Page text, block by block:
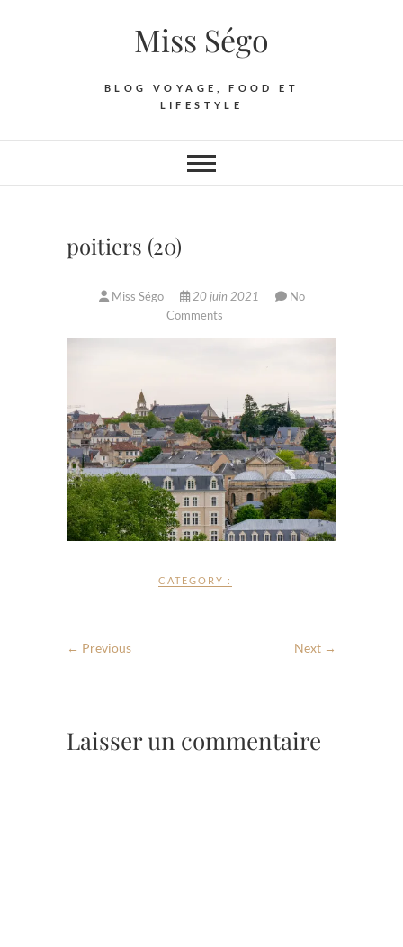
Miss Ségo
BLOG VOYAGE, FOOD ET
LIFESTYLE
poitiers (20)
Miss Ségo 20 juin 2021
No
Comments
CATEGORY :
← Previous Next →
Laisser un commentaire